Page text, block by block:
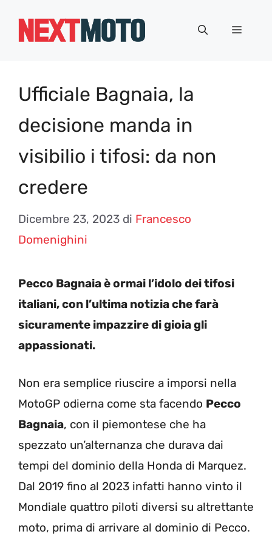
Menu
Ufficiale Bagnaia, la
decisione manda in
visibilio i tifosi: da non
credere
Dicembre 23, 2023 di Francesco
Domenighini
Pecco Bagnaia è ormai l’idolo dei tifosi
italiani, con l’ultima notizia che farà
sicuramente impazzire di gioia gli
appassionati.
Non era semplice riuscire a imporsi nella
MotoGP odierna come sta facendo Pecco
Bagnaia, con il piemontese che ha
spezzato un’alternanza che durava dai
tempi del dominio della Honda di Marquez.
Dal 2019 fino al 2023 infatti hanno vinto il
Mondiale quattro piloti diversi su altrettante
moto, prima di arrivare al dominio di Pecco.